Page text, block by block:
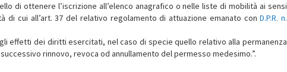
di ottenere l’iscrizione all’elenco anagrafico o nelle liste di mobilità ai sensi
di cui all’art. 37 del relativo regolamento di attuazione emanato conD.P.R. n.
effetti dei diritti esercitati, nel caso di specie quello relativo alla permanenza
rinnovo, revoca od annullamento del permesso medesimo.”.